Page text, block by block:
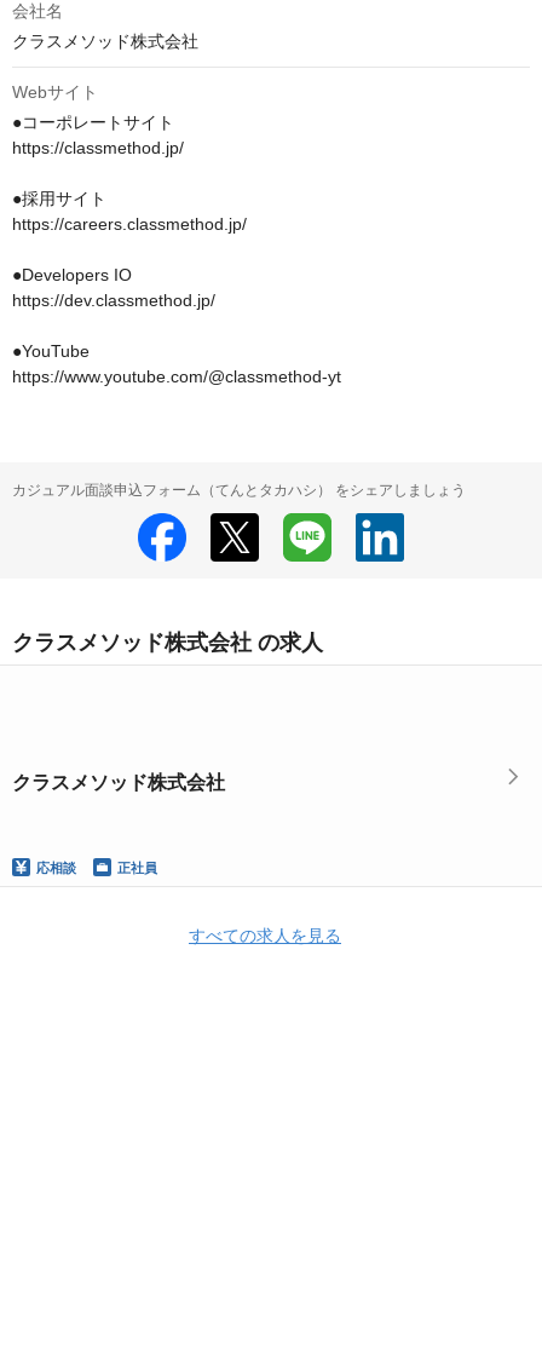
会社名
クラスメソッド株式会社
Webサイト
●コーポレートサイト
https://classmethod.jp/
●採用サイト
https://careers.classmethod.jp/
●Developers IO
https://dev.classmethod.jp/
●YouTube
https://www.youtube.com/@classmethod-yt
カジュアル面談申込フォーム（てんとタカハシ） をシェアしましょう
クラスメソッド株式会社 の求人
クラスメソッド株式会社
応相談 正社員
すべての求人を見る